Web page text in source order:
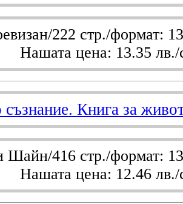
222 стр./формат:
Нашата цена: 13.35 лв./
съзнание. Книга за
Шайн/416 стр./формат:
Нашата цена: 12.46 лв./